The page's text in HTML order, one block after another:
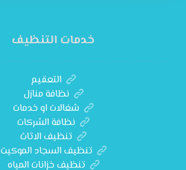
خدمات التنظيف
التعقيم
نظافة منازل
شغالات او خدمات
نظافة الشركات
تنظيف الاثاث
تنظيف السجاد الموكيت
تنظيف خزانات المياه